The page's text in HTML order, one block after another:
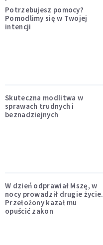
Potrzebujesz pomocy?
Pomodlimy się w Twojej
intencji
Skuteczna modlitwa w
sprawach trudnych i
beznadziejnych
W dzień odprawiał Mszę, w
nocy prowadził drugie życie.
Przełożony kazał mu
opuścić zakon